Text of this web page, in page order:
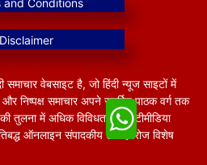
वेबसाइट है, जो हिंदी न्यूज साइटों में
निष्पक्ष समाचार अपने समर्पित पाठक वर्ग तक
तुलना में अधिक विविधतापूर्ण मल्टीमीडिया
ऑनलाइन संपादकीय टीम हररोज विशेष